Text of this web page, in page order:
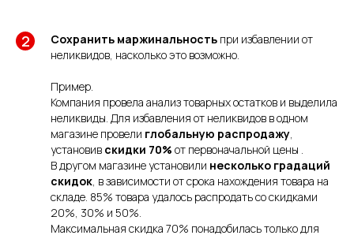
Сохранить маржинальность при избавлении от
неликвидов, насколько это возможно.
Пример.
Компания провела анализ товарных остатков и выделила
неликвиды. Для избавления от неликвидов в одном
магазине провели глобальную распродажу,
установив скидки 70% от первоначальной цены .
В другом магазине установили несколько градаций
скидок, в зависимости от срока нахождения товара на
складе. 85% товара удалось распродать со скидками
20%, 30% и 50%.
Максимальная скидка 70% понадобилась только для